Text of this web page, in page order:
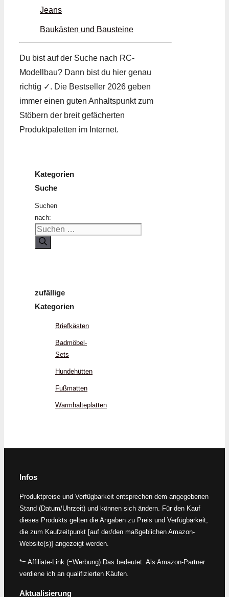
Jeans
Baukästen und Bausteine
Du bist auf der Suche nach RC-
Modellbau? Dann bist du hier genau
richtig ✓. Die Bestseller 2026 geben
immer einen guten Anhaltspunkt zum
Stöbern der breit gefächerten
Produktpaletten im Internet.
Kategorien
Suche
Suchen
nach:
zufällige
Kategorien
Briefkästen
Badmöbel-
Sets
Hundehütten
Fußmatten
Warmhalteplatten
Infos
Produktpreise und Verfügbarkeit entsprechen dem angegebenen
Stand (Datum/Uhrzeit) und können sich ändern. Für den Kauf
dieses Produkts gelten die Angaben zu Preis und Verfügbarkeit,
die zum Kaufzeitpunkt [auf der/den maßgeblichen Amazon-
Website(s)] angezeigt werden.
*= Affiliate-Link (=Werbung) Das bedeutet: Als Amazon-Partner
verdiene ich an qualifizierten Käufen.
Aktualisierung